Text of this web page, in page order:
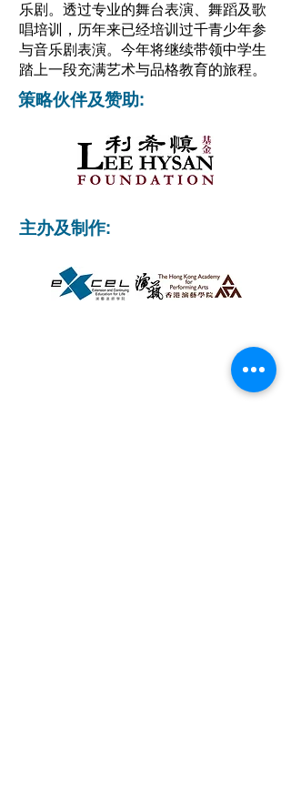
乐剧。透过专业的舞台表演、舞蹈及歌
唱培训，历年来已经培训过千青少年参
与音乐剧表演。今年将继续带领中学生
踏上一段充满艺术与品格教育的旅程。
策略伙伴及赞助:
主办及制作: